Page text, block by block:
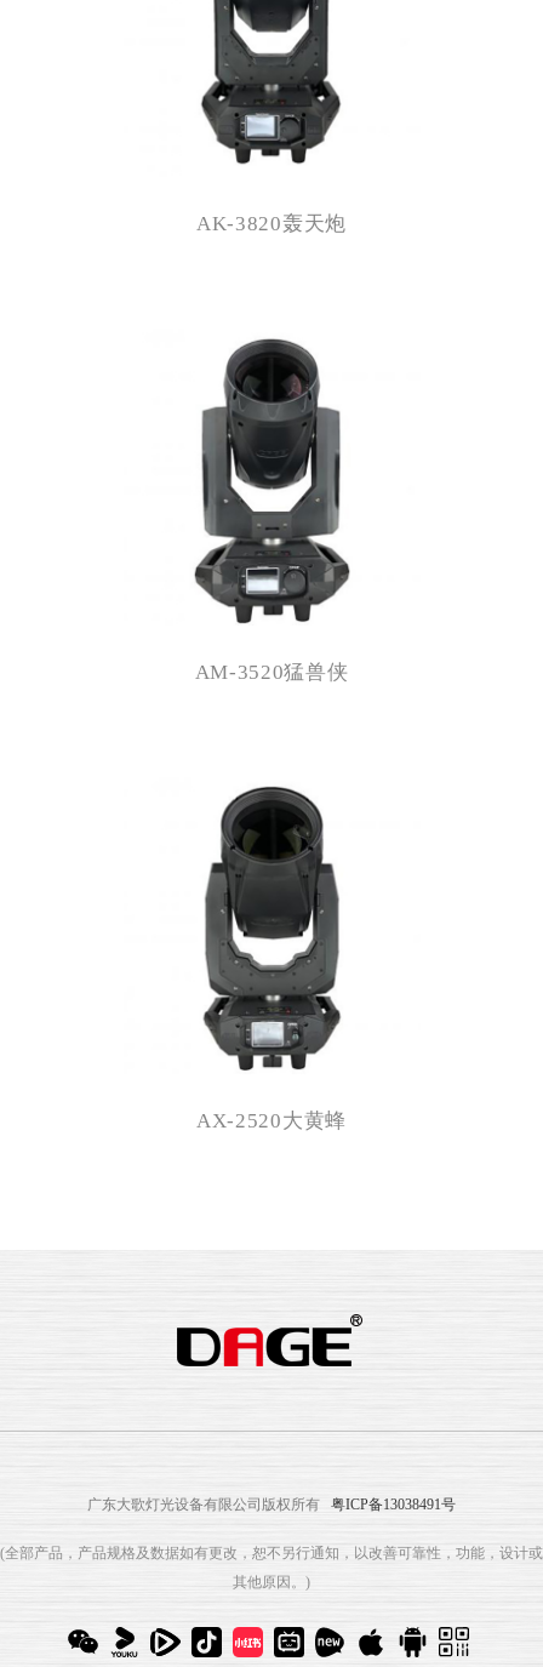
AK-3820轰天炮
AM-3520猛兽侠
AX-2520大黄蜂
广东大歌灯光设备有限公司版权所有 粤ICP备13038491号
(全部产品，产品规格及数据如有更改，恕不另行通知，以改善可靠性，功能，设计或
其他原因。)